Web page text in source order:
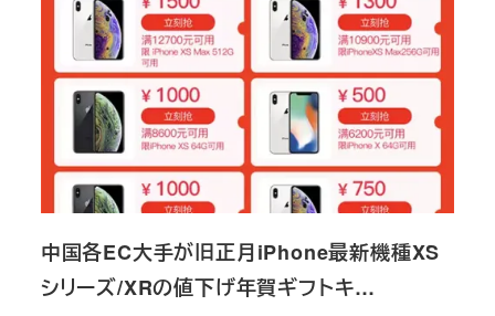
中国各EC大手が旧正月iPhone最新機種XS
シリーズ/XRの値下げ年賀ギフトキ…